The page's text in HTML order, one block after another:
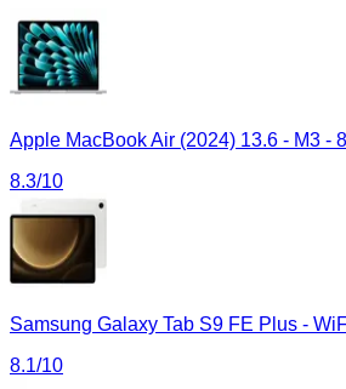
Apple MacBook Air (2024) 13.6 - M3 -
8.3/10
Samsung Galaxy Tab S9 FE Plus -
8.1/10